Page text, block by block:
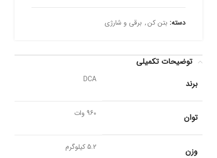
دسته: بتن کن, برقی و شارژی
توضیحات تکمیلی
برند
DCA
توان 960 وات
وزن 5.2 کیلوگرم